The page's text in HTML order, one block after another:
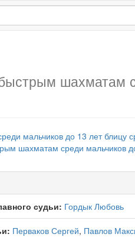
шахматам
мальчиков до 13 лет блицу
шахматам среди мальчиков
судьи: Гордык Любовь
Перваков Сергей, Павлов